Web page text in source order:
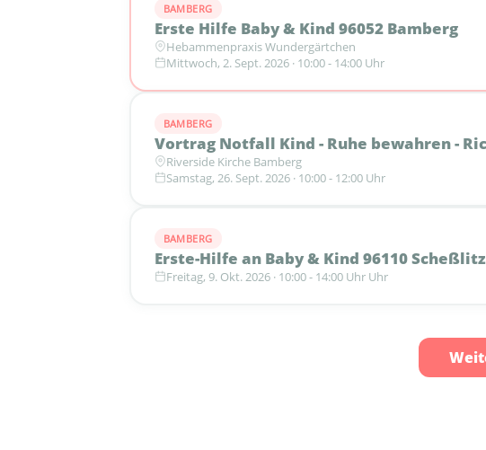
BAMBERG
Erste Hilfe Baby & Kind 96052 Bamberg
Hebammenpraxis Wundergärtchen
Mittwoch, 2. Sept. 2026 · 10:00 - 14:00 Uhr
BAMBERG
Vortrag Notfall Kind - Ruhe bewahren -
Riverside Kirche Bamberg
Samstag, 26. Sept. 2026 · 10:00 - 12:00 Uhr
BAMBERG
Erste-Hilfe an Baby & Kind 96110 Scheßlitz
Freitag, 9. Okt. 2026 · 10:00 - 14:00 Uhr Uhr